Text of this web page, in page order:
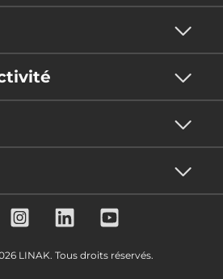
LINAK. Tous droits réservés.